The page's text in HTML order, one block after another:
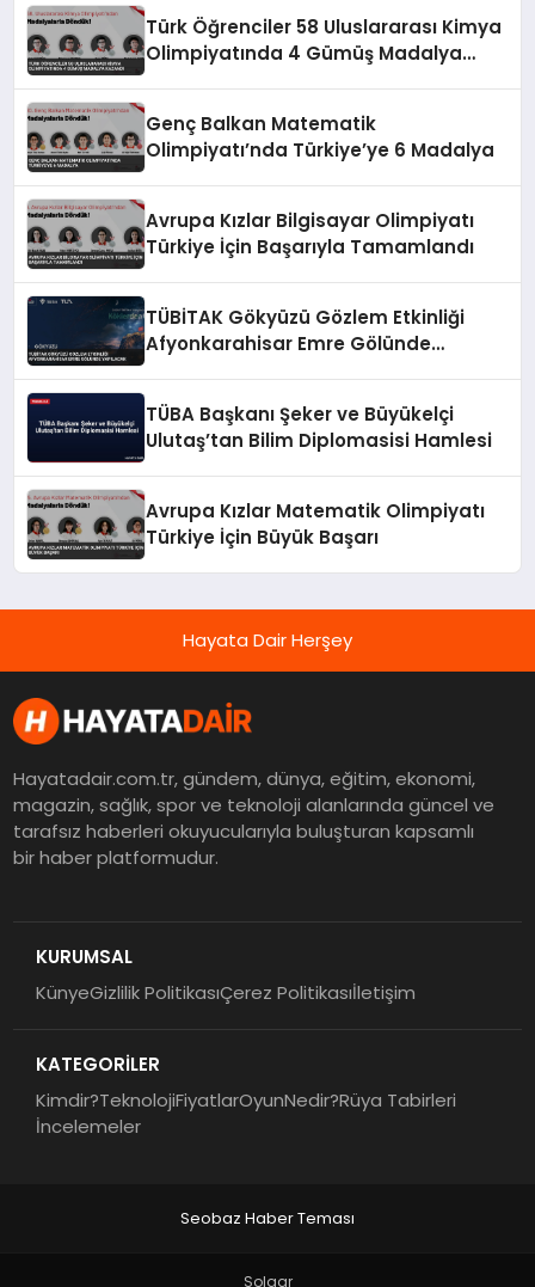
Türk Öğrenciler 58 Uluslararası Kimya
Olimpiyatında 4 Gümüş Madalya
Genç Balkan Matematik
Olimpiyatı’nda Türkiye’ye 6 Madalya
Avrupa Kızlar Bilgisayar Olimpiyatı
Türkiye İçin Başarıyla Tamamlandı
TÜBİTAK Gökyüzü Gözlem Etkinliği
Afyonkarahisar Emre Gölünde
TÜBA Başkanı Şeker ve Büyükelçi
Ulutaş’tan Bilim Diplomasisi Hamlesi
Avrupa Kızlar Matematik Olimpiyatı
Türkiye İçin Büyük Başarı
Hayata Dair Herşey
Hayatadair.com.tr, gündem, dünya, eğitim, ekonomi,
magazin, sağlık, spor ve teknoloji alanlarında güncel ve
tarafsız haberleri okuyucularıyla buluşturan kapsamlı
bir haber platformudur.
KURUMSAL
KünyeGizlilik PolitikasıÇerez Politikasıİletişim
KATEGORİLER
Kimdir?TeknolojiFiyatlarOyunNedir?Rüya Tabirleri
İncelemeler
Seobaz Haber Teması
Solgar